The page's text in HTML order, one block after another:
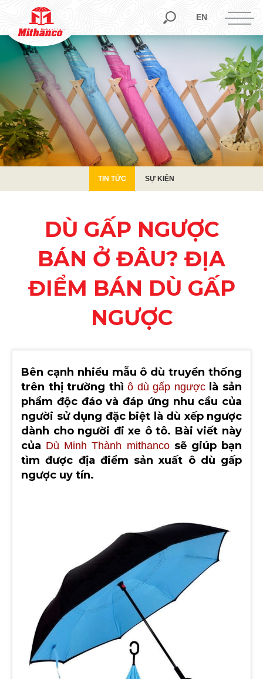
EN
SỰ KIỆN
TIN TỨC SỰ KIỆN
DÙ GẤP NGƯỢC
BÁN Ở ĐÂU? ĐỊA
ĐIỂM BÁN DÙ GẤP
NGƯỢC
Bên cạnh nhiều mẫu ô dù truyền thống
trên thị trường thìô dù gấp ngượclà sản
phẩm độc đáo và đáp ứng nhu cầu của
người sử dụng đặc biệt là dù xếp ngược
dành cho người đi xe ô tô. Bài viết này
của Dù Minh Thành mithancosẽ giúp bạn
tìm được địa điểm sản xuất ô dù gấp
ngược uy tín.